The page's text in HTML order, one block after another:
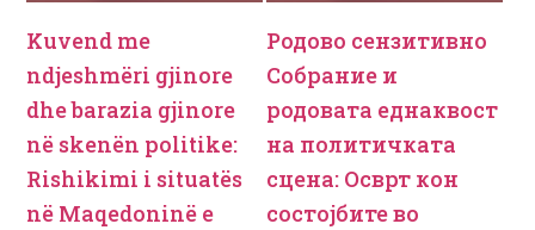
Kuvend me
ndjeshmëri gjinore
dhe barazia gjinore
në skenën politike:
Rishikimi i situatës
në Maqedoninë e
Родово сензитивно
Собрание и
родовата еднаквост
на политичката
сцена: Осврт кон
состојбите во